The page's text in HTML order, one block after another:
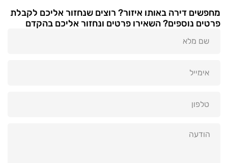
מחפשים דירה באותו איזור? רוצים שנחזור אליכם לקבלת
פרטים נוספים? השאירו פרטים ונחזור אליכם בהקדם